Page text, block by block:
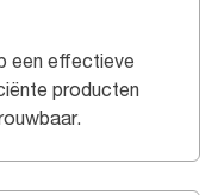
een effectieve
producten